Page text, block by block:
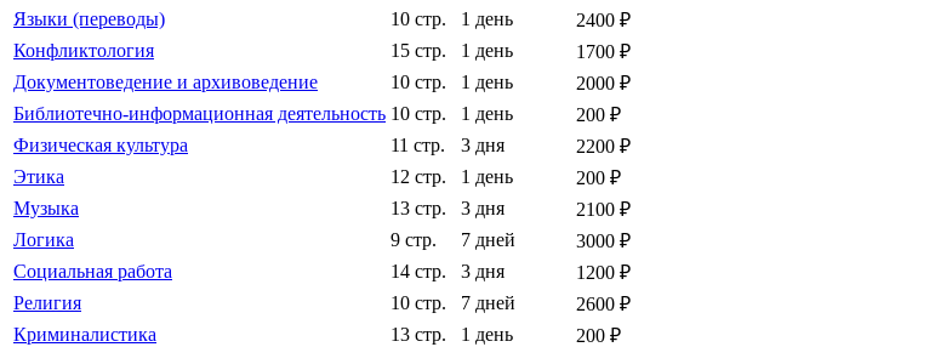
Языки (переводы)
10 стр. 1 день
2400 ₽
Конфликтология
15 стр. 1 день
1700 ₽
Документоведение и архивоведение
10 стр. 1 день
2000 ₽
Библиотечно-информационная деятельность 10 стр. 1 день
200 ₽
Физическая культура
11 стр. 3 дня
2200 ₽
Этика
12 стр. 1 день
200 ₽
Музыка
13 стр. 3 дня
2100 ₽
Логика
9 стр. 7 дней
3000 ₽
Социальная работа
14 стр. 3 дня
1200 ₽
Религия
10 стр. 7 дней
2600 ₽
Криминалистика
13 стр. 1 день
200 ₽